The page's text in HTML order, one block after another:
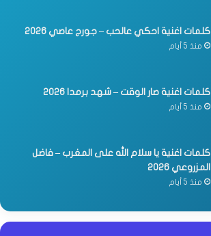
كلمات اغنية احكي عالحب – جورج عاصي 2026
منذ 5 أيام
كلمات اغنية صار الوقت – شهد برمدا 2026
منذ 5 أيام
كلمات اغنية يا سلام الله على المغرب – فاضل
المزروعي 2026
منذ 5 أيام